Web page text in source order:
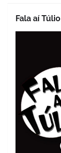
Fala aí Túlio